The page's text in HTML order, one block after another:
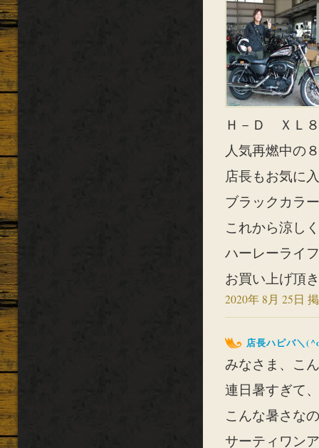
Ｈ－Ｄ ＸＬ
人気再燃中の
店長もお気に
ブラックカラ
これから涼し
ハーレーライ
お買い上げ頂
2020年 8月 25日
店長ハピバ＼
みなさま、こ
連日暑すぎて
こんな暑さな
サーティワン